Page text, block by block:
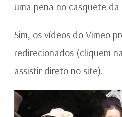
uma pena no casquete
Sim, os vídeos do Vimeo
redirecionados (cliquem
assistir direto no site).